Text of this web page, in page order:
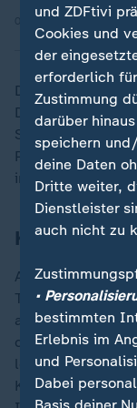
05.05.2026 | 1:39 min
Der Gegentreffer
Doch trotz
Spieler zu viele
Passspiel und
im Strafraum aus
Kanada
Auch nach dem
Team. Als Richie
auftauchte und
die Fans den
letzten Moment
Kolasinac heran
und ZDFtivi
Cookies und
der
erforderlich
Zustimmung
darüber
speichern
deine Daten
Dritte weiter,
Dienstleister
auch nicht zu
•
bestimmten
Erlebnis im
und
Dabei
Basis deiner